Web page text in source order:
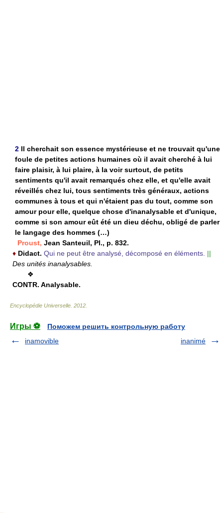
2 Il cherchait son essence mystérieuse et ne trouvait qu'une
foule de petites actions humaines où il avait cherché à lui
faire plaisir, à lui plaire, à la voir surtout, de petits
sentiments qu'il avait remarqués chez elle, et qu'elle avait
réveillés chez lui, tous sentiments très généraux, actions
communes à tous et qui n'étaient pas du tout, comme son
amour pour elle, quelque chose d'inanalysable et d'unique,
comme si son amour eût été un dieu déchu, obligé de parler
le langage des hommes (…)
Proust, Jean Santeuil, Pl., p. 832.
♦ Didact. Qui ne peut être analysé, décomposé en éléments. ||
Des unités inanalysables.
❖
CONTR. Analysable.
Encyclopédie Universelle 2012
Игры ⚽
Поможем решить контрольную работу
inamovible
inanimé